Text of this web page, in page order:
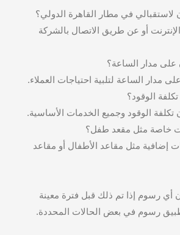
في مطار القاهرة الدولي؟
أو عن طريق الاتصال بالشركة
على مدار الساعة؟
مدار الساعة لتلبية احتياجات العملاء.
الوقود؟
تكلفة الوقود وجميع الخدمات الأساسية.
خاصة مثل مقعد طفل؟
إضافية مثل مقاعد الأطفال أو مقاعد
أي رسوم إذا تم ذلك قبل فترة معينة
رسوم في بعض الحالات المحددة.